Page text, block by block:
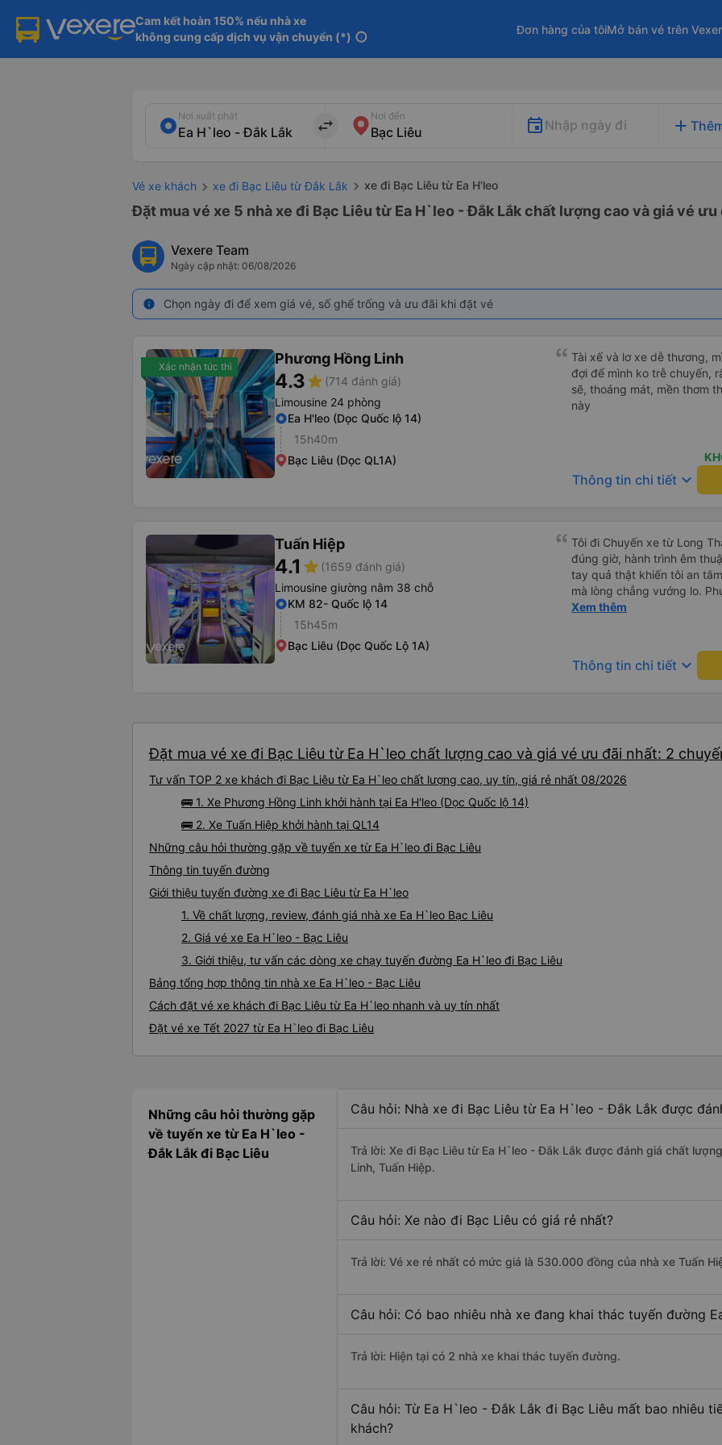
Cam kết hoàn 150% nếu nhà xe
không cung cấp dịch vụ vận chuyển (*) info
Đơn hàng của tôiMở bán vé trên
Nơi xuất phát
import_export
Nơi đến
Nhập ngày đi add
Vé xe khách xe đi Bạc Liêu từ Đắk Lắk xe đi Bạc Liêu từ Ea H'leo
Đặt mua vé xe 5 nhà xe đi Bạc Liêu từ Ea H`leo - Đắk Lắk chất lượng cao và giá vé ưu
Vexere Team
Ngày cập nhật: 06/08/2026
info Chọn ngày đi để xem giá vé, số ghế trống và ưu đãi khi đặt vé
Xác nhận tức thì Phương Hồng Linh
4.3star (714 đánh giá)
Limousine 24 phòng
Ea H'leo (Dọc Quốc lộ 14)
15h40m
Bạc Liêu (Dọc QL1A)
Tài xế và lơ xe dễ thương,
đợi để mình ko trễ chuyến,
sẽ, thoáng mát, mền thơm
này
Thông tin chi tiết keyboard_arrow_down
Tuấn Hiệp
4.1 star (1659 đánh giá)
Limousine giường nằm 38 chỗ
KM 82- Quốc lộ 14
15h45m
Bạc Liêu (Dọc Quốc Lộ 1A)
Tôi đi Chuyến xe từ Long
đúng giờ, hành trình êm
tay quả thật khiến tôi an tâm, mãn ý. Đường xa muôn dặm
mà lòng chẳng vướng lo.
cẩn, hiếm thấy giữa thời
Xem thêm
Thông tin chi tiết keyboard_arrow_down
Đặt mua vé xe đi Bạc Liêu từ Ea H`leo chất lượng cao và giá vé ưu đãi nhất: 2
Tư vấn TOP 2 xe khách đi Bạc Liêu từ Ea H`leo chất lượng cao, uy tín, giá rẻ nhất 08/2026
🚌 1. Xe Phương Hồng Linh khởi hành tại Ea H'leo (Dọc Quốc lộ 14)
🚌 2. Xe Tuấn Hiệp khởi hành tại QL14
Những câu hỏi thường gặp về tuyến xe từ Ea H`leo đi Bạc Liêu
Thông tin tuyến đường
Giới thiệu tuyến đường xe đi Bạc Liêu từ Ea H`leo
1. Về chất lượng, review, đánh giá nhà xe Ea H`leo Bạc Liêu
2. Giá vé xe Ea H`leo - Bạc Liêu
3. Giới thiệu, tư vấn các dòng xe chạy tuyến đường Ea H`leo đi Bạc Liêu
Bảng tổng hợp thông tin nhà xe Ea H`leo - Bạc Liêu
Cách đặt vé xe khách đi Bạc Liêu từ Ea H`leo nhanh và uy tín nhất
Đặt vé xe Tết 2027 từ Ea H`leo đi Bạc Liêu
Những câu hỏi thường gặp
về tuyến xe từ Ea H`leo -
Đắk Lắk đi Bạc Liêu
Câu hỏi: Nhà xe đi Bạc Liêu từ Ea H`leo - Đắk Lắk được
Trả lời: Xe đi Bạc Liêu từ Ea H`leo - Đắk Lắk được đánh giá chất
Linh, Tuấn Hiệp.
Câu hỏi: Xe nào đi Bạc Liêu có giá rẻ nhất?
Trả lời: Vé xe rẻ nhất có mức giá là 530.000 đồng của nhà xe Tuấn
Câu hỏi: Có bao nhiêu nhà xe đang khai thác tuyến đường
Trả lời: Hiện tại có 2 nhà xe khai thác tuyến đường.
Câu hỏi: Từ Ea H`leo - Đắk Lắk đi Bạc Liêu mất bao nhiêu
khách?